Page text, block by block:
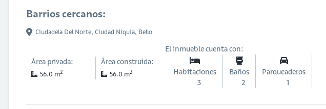
Barrios cercanos:
Ciudadela Del Norte, Ciudad Niquia, Bello
Área privada:
56.0 m2
Área construida:
56.0 m2
El inmueble cuenta con:
Habitaciones
3
Baños
2
Parqueaderos
1